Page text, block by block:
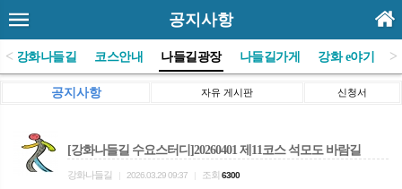
공지사항
<)강화나들길 코스안내 나들길광장 나들길가게 강화 e야기 >
공지사항 자유 게시판 신청서
[강화나들길 수요스터디]20260401 제11코스 석모도 바람길
강화나들길 2026.03.29 09:37 조회 6300